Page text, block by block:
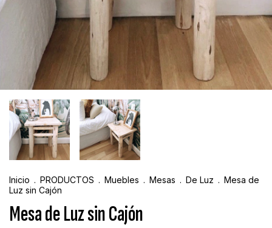
Inicio . PRODUCTOS . Muebles . Mesas . De Luz . Mesa de
Luz sin Cajón
Mesa de Luz sin Cajón